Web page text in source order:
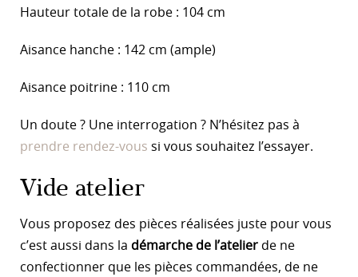
Hauteur totale de la robe : 104 cm
Aisance hanche : 142 cm (ample)
Aisance poitrine : 110 cm
Un doute ? Une interrogation ? N’hésitez pas à
prendre rendez-vous si vous souhaitez l’essayer.
Vide atelier
Vous proposez des pièces réalisées juste pour vous
c’est aussi dans la démarche de l’atelier de ne
confectionner que les pièces commandées, de ne